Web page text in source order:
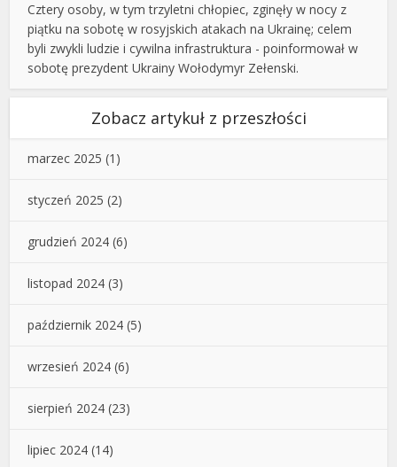
Cztery osoby, w tym trzyletni chłopiec, zginęły w nocy z
piątku na sobotę w rosyjskich atakach na Ukrainę; celem
byli zwykli ludzie i cywilna infrastruktura - poinformował w
sobotę prezydent Ukrainy Wołodymyr Zełenski.
Zobacz artykuł z przeszłości
marzec 2025 (1)
styczeń 2025 (2)
grudzień 2024 (6)
listopad 2024 (3)
październik 2024 (5)
wrzesień 2024 (6)
sierpień 2024 (23)
lipiec 2024 (14)